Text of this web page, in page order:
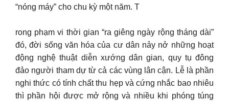
“nóng máy” cho chu kỳ một năm. T
rong phạm vi thời gian “ra giêng ngày rộng tháng dài”
đó, đời sống văn hóa của cư dân nảy nở những hoạt
động nghệ thuật diễn xướng dân gian, quy tụ đông
đảo người tham dự từ cả các vùng lân cận. Lễ là phần
nghi thức có tính chất thu hẹp và cứng nhắc bao nhiêu
thì phần hội được mở rộng và nhiều khi phóng túng